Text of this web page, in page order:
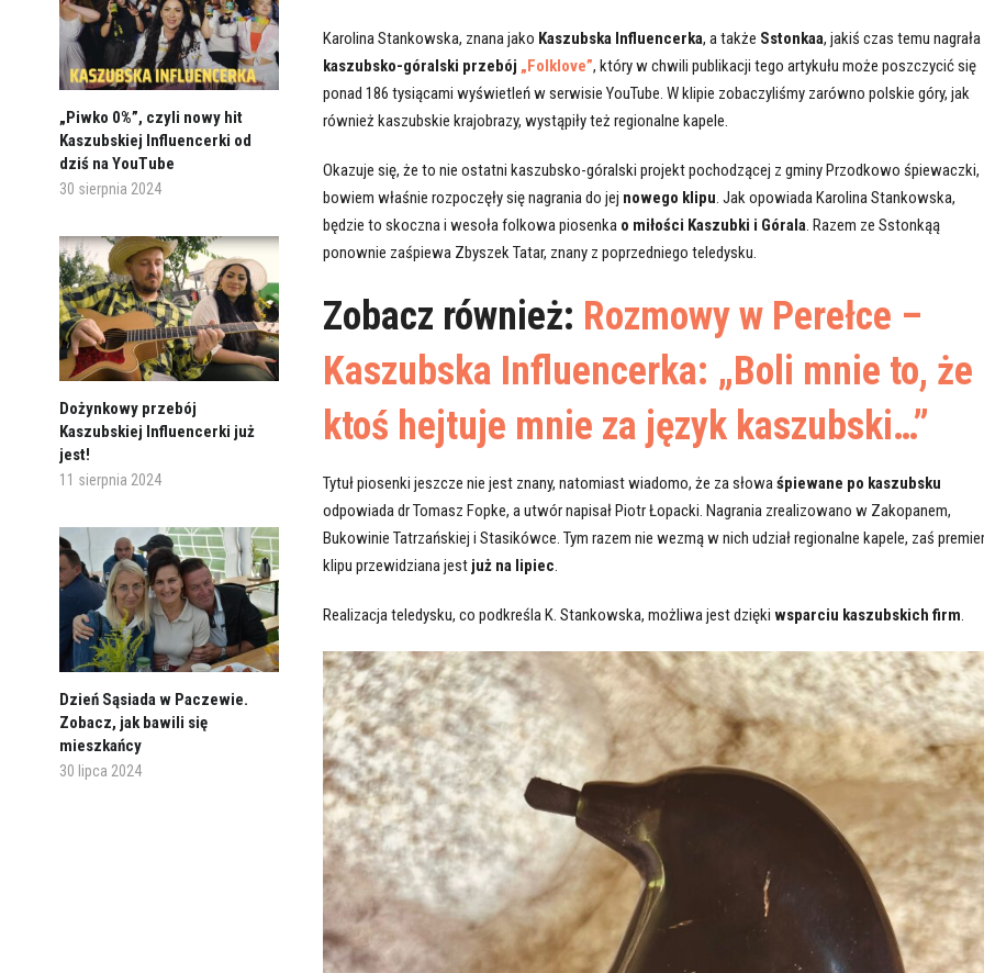
„Piwko 0%”, czyli nowy hit
Kaszubskiej Influencerki od
dziś na YouTube
30 sierpnia 2024
Dożynkowy przebój
Kaszubskiej Influencerki już
jest!
11 sierpnia 2024
Dzień Sąsiada w Paczewie.
Zobacz, jak bawili się
mieszkańcy
30 lipca 2024
Karolina Stankowska, znana jako Kaszubska Influencerka, a także Sstonkaa, jakiś czas temu nagrała
kaszubsko-góralski przebój „Folklove”, który w chwili publikacji tego artykułu może poszczycić się
ponad 186 tysiącami wyświetleń w serwisie YouTube. W klipie zobaczyliśmy zarówno polskie góry, jak
również kaszubskie krajobrazy, wystąpiły też regionalne kapele.
Okazuje się, że to nie ostatni kaszubsko-góralski projekt pochodzącej z gminy Przodkowo śpiewaczki,
bowiem właśnie rozpoczęły się nagrania do jej nowego klipu . Jak opowiada Karolina Stankowska,
będzie to skoczna i wesoła folkowa piosenka o miłości Kaszubki i Górala . Razem ze Sstonkąą
ponownie zaśpiewa Zbyszek Tatar, znany z poprzedniego teledysku.
Zobacz również: Rozmowy w Perełce –
Kaszubska Influencerka: „Boli mnie to, że
ktoś hejtuje mnie za język kaszubski…”
Tytuł piosenki jeszcze nie jest znany, natomiast wiadomo, że za słowa śpiewane po kaszubsku
odpowiada dr Tomasz Fopke, a utwór napisał Piotr Łopacki. Nagrania zrealizowano w Zakopanem,
Bukowinie Tatrzańskiej i Stasikówce. Tym razem nie wezmą w nich udział regionalne kapele, zaś
klipu przewidziana jest już na lipiec
Realizacja teledysku, co podkreśla K. Stankowska, możliwa jest dzięki wsparciu kaszubskich firm